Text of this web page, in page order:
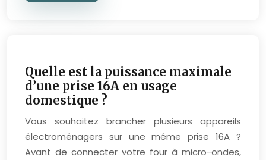
Quelle est la puissance maximale
d’une prise 16A en usage
domestique ?
Vous souhaitez brancher plusieurs appareils
électroménagers sur une même prise 16A ?
Avant de connecter votre four à micro-ondes,